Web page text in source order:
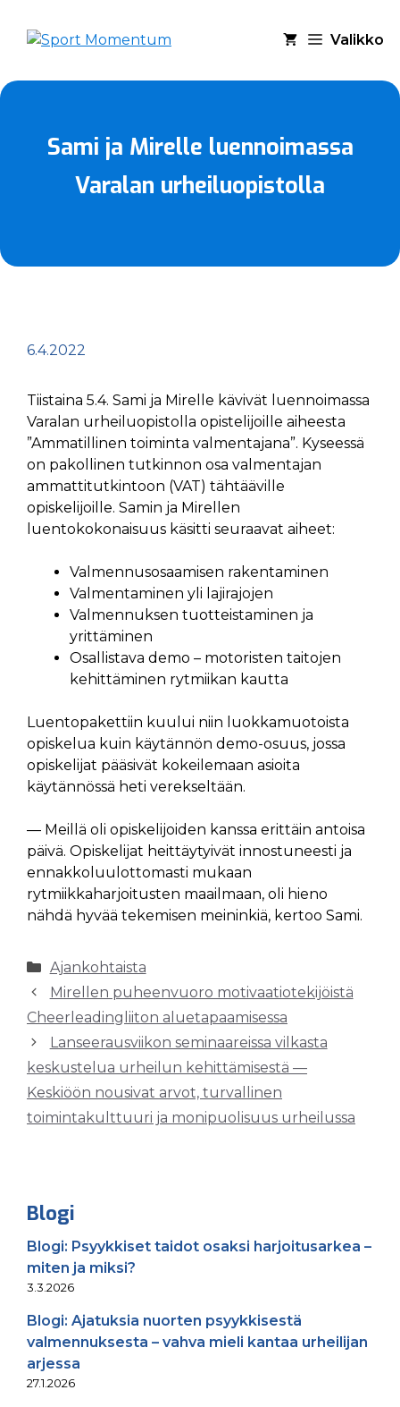
sisältöön
Valikko
Sami ja Mirelle luennoimassa
Varalan urheiluopistolla
6.4.2022
Tiistaina 5.4. Sami ja Mirelle kävivät luennoimassa
Varalan urheiluopistolla opistelijoille aiheesta
”Ammatillinen toiminta valmentajana”. Kyseessä
on pakollinen tutkinnon osa valmentajan
ammattitutkintoon (VAT) tähtääville
opiskelijoille. Samin ja Mirellen
luentokokonaisuus käsitti seuraavat aiheet:
Valmennusosaamisen rakentaminen
Valmentaminen yli lajirajojen
Valmennuksen tuotteistaminen ja
yrittäminen
Osallistava demo – motoristen taitojen
kehittäminen rytmiikan kautta
Luentopakettiin kuului niin luokkamuotoista
opiskelua kuin käytännön demo-osuus, jossa
opiskelijat pääsivät kokeilemaan asioita
käytännössä heti verekseltään.
— Meillä oli opiskelijoiden kanssa erittäin antoisa
päivä. Opiskelijat heittäytyivät innostuneesti ja
ennakkoluulottomasti mukaan
rytmiikkaharjoitusten maailmaan, oli hieno
nähdä hyvää tekemisen meininkiä, kertoo Sami.
Kategoriat
Ajankohtaista
Mirellen puheenvuoro motivaatiotekijöistä
Cheerleadingliiton aluetapaamisessa
Lanseerausviikon seminaareissa vilkasta
keskustelua urheilun kehittämisestä —
Keskiöön nousivat arvot, turvallinen
toimintakulttuuri ja monipuolisuus urheilussa
Blogi
Blogi: Psyykkiset taidot osaksi harjoitusarkea –
miten ja miksi?
3.3.2026
Blogi: Ajatuksia nuorten psyykkisestä
valmennuksesta – vahva mieli kantaa urheilijan
arjessa
27.1.2026